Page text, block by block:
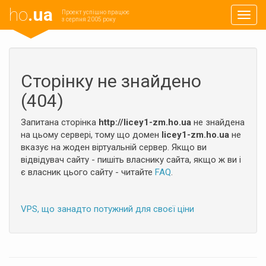
ho.ua
Проект успішно працює
з серпня 2005 року
Сторінку не знайдено
(404)
Запитана сторінка http://licey1-zm.ho.ua не знайдена
на цьому сервері, тому що домен licey1-zm.ho.ua не
вказує на жоден віртуальній сервер. Якщо ви
відвідувач сайту - пишіть власнику сайта, якщо ж ви і
є власник цього сайту - читайте FAQ.
VPS, що занадто потужний для своєї ціни